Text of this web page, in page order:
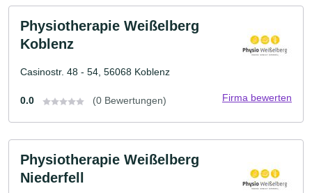
Physiotherapie Weißelberg
Koblenz
Casinostr. 48 - 54, 56068 Koblenz
0.0 (0 Bewertungen) Firma bewerten
Physiotherapie Weißelberg
Niederfell